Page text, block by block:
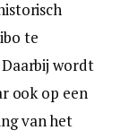
te
wordt
ook op een
van het